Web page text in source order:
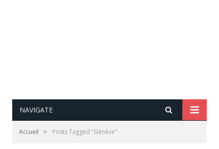
NAVIGATE
Accueil » Posts Tagged "Génève"